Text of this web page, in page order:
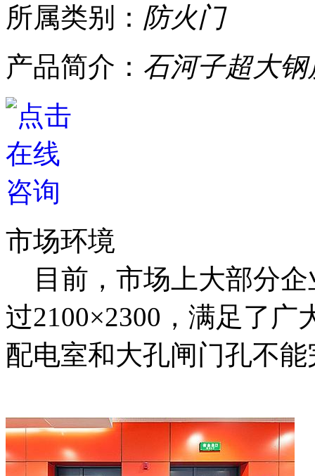
所属类别： ​防火门
产品简介： 石河子超大
市场环境
目前，市场上大部分企
过2100×2300，满足了
配电室和大孔闸门孔不